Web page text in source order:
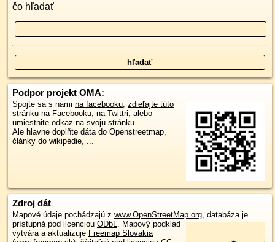
čo hľadať
Podpor projekt OMA:
Spojte sa s nami na facebooku, zdieľajte túto
stránku na Facebooku, na Twittri, alebo
umiestnite odkaz na svoju stránku.
Ale hlavne doplňte dáta do Openstreetmap,
články do wikipédie, ...
Zdroj dát
Mapové údaje pochádzajú z www.OpenStreetMap.org, databáza je
prístupná pod licenciou ODbL. Mapový podklad
vytvára a aktualizuje Freemap Slovakia